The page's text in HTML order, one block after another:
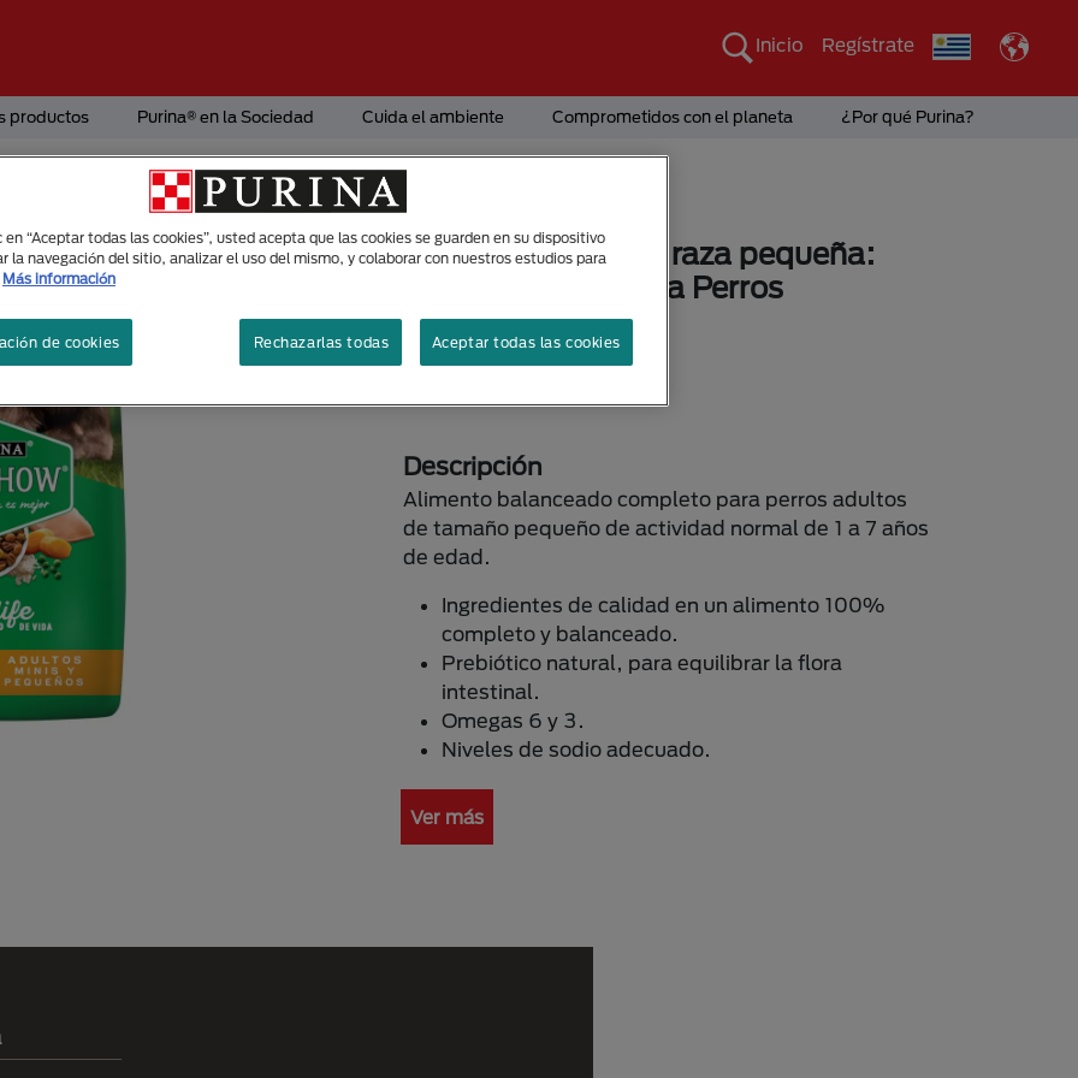
Inicio Regístrate
productos Purina® en la Sociedad Cuida el ambiente Comprometidos con el planeta ¿Por qué Purina?
Dog chow® adulto raza pequeña:
Alimento Seco para Perros
Tamaños disponibles
Descripción
Alimento balanceado completo para perros adultos
de tamaño pequeño de actividad normal de 1 a 7 años
de edad.
Ingredientes de calidad en un alimento 100%
completo y balanceado.
Prebiótico natural, para equilibrar la flora
intestinal.
Omegas 6 y 3.
Niveles de sodio adecuado.
Ver más
en “Aceptar todas las cookies”, usted acepta que las cookies se guarden en su dispositivo
la navegación del sitio, analizar el uso del mismo, y colaborar con nuestros estudios para
Más información
Rechazarlas todas Aceptar todas las cookies
de cookies